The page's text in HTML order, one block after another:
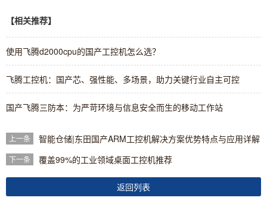
【相关推荐】
使用飞腾d2000cpu的国产工控机怎么选？
飞腾工控机：国产芯、强性能、多场景，助力关键行业自主可控
国产飞腾三防本：为严苛环境与信息安全而生的移动工作站
上一条 智能仓储|东田国产ARM工控机解决方案优势特点与应用详解
下一条 覆盖99%的工业领域桌面工控机推荐
返回列表